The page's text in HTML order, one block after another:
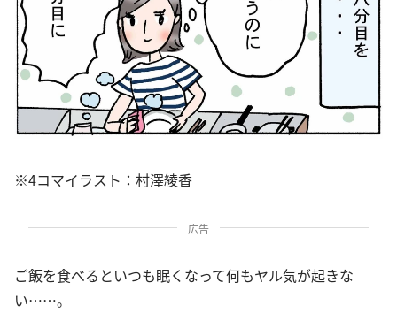
※4コマイラスト：村澤綾香
広告
ご飯を食べるといつも眠くなって何もヤル気が起きな
い……。